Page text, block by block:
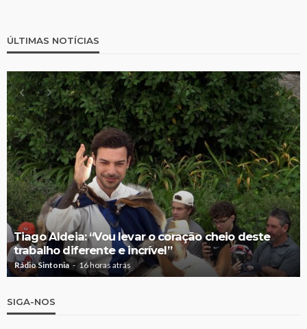
ÚLTIMAS NOTÍCIAS
Tiago Aldeia: “Vou levar o coração cheio deste
trabalho diferente e incrível”
Rádio Sintonia 16 horas atrás
SIGA-NOS